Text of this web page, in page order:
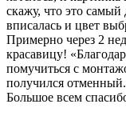
скажу, что это
вписалась и цвет
Примерно через 2
красавицу!
помучиться с
получился отменный.
Большое всем